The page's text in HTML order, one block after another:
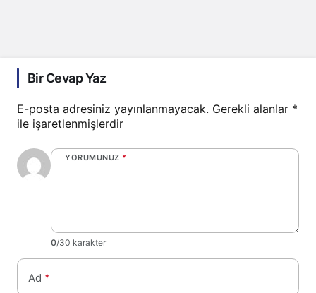
Bir Cevap Yaz
E-posta adresiniz yayınlanmayacak. Gerekli alanlar *
ile işaretlenmişlerdir
YORUMUNUZ *
0/30 karakter
Ad *